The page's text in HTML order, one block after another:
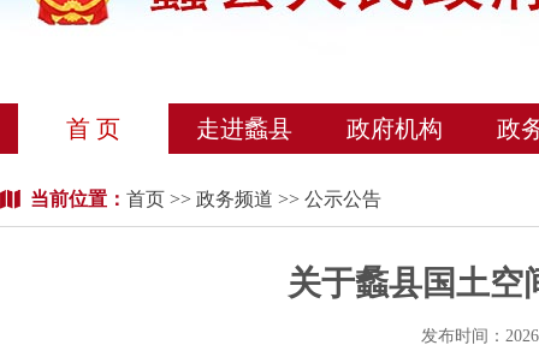
首 页 走进蠡县 政府机构 政
当前位置： 首页 >> 政务频道 >> 公示公告
关于蠡县国土空
发布时间：